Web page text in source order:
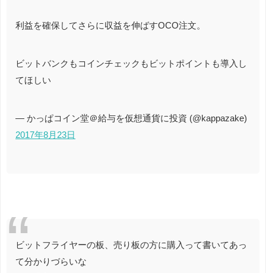
利益を確保してさらに収益を伸ばすOCO注文。
ビットバンクもコインチェックもビットポイントも導入し
てほしい
— かっぱコイン堂＠給与を仮想通貨に投資 (@kappazake)
2017年8月23日
ビットフライヤーの板、売り板の方に購入って書いてあっ
て分かりづらいな